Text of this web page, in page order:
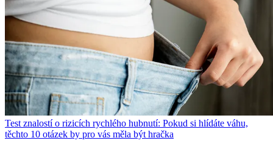
Test znalostí o rizicích rychlého hubnutí: Pokud si hlídáte váhu,
těchto 10 otázek by pro vás měla být hračka